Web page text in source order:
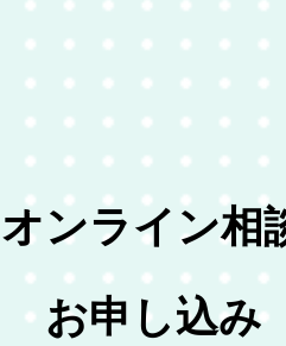
オンライン相
お申し込み